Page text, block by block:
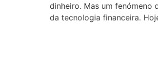
dinheiro. Mas um fenómeno
da tecnologia financeira.